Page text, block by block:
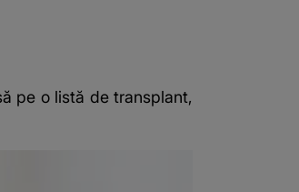
pe o listă de transplant,